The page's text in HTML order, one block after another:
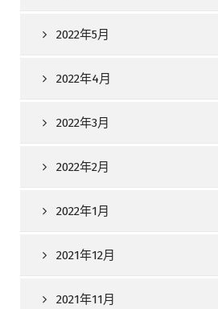
2022年5月
2022年4月
2022年3月
2022年2月
2022年1月
2021年12月
2021年11月